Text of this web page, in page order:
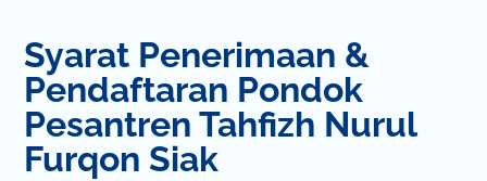
Syarat Penerimaan &
Pendaftaran Pondok
Pesantren Tahfizh Nurul
Furqon Siak